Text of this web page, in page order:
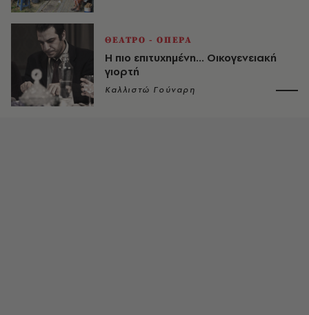
ΘΕΑΤΡΟ - ΟΠΕΡΑ
Η πιο επιτυχημένη... Οικογενειακή
γιορτή
Καλλιστώ Γούναρη